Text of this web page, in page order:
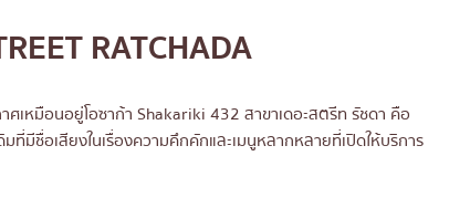
RATCHADA
ศเหมือนอยู่โอซาก้า Shakariki 432 สาขาเดอะสตรีท รัชดา คือ
มีชื่อเสียงในเรื่องความคึกคักและเมนูหลากหลายที่เปิดให้บริการ